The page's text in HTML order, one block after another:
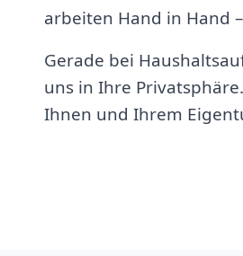
arbeiten Hand in Hand
Gerade bei
uns in Ihre
Ihnen und Ihrem